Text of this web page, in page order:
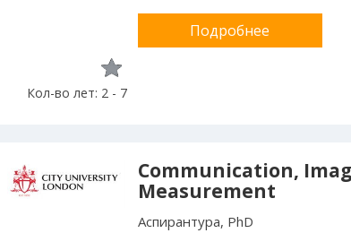
Подробнее
Кол-во лет: 2 - 7
Communication,
Measurement
Аспирантура, PhD